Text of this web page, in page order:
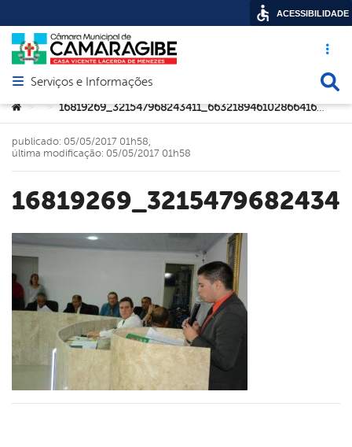
Acesso
Abrir menu principal de navegação
Serviços e Informações
Você está aqui:
> > 16819269_321547968243411_6632189461028664162_o
publicado: 05/05/2017 01h58,
última modificação: 05/05/2017 01h58
ACESSIBILIDADE